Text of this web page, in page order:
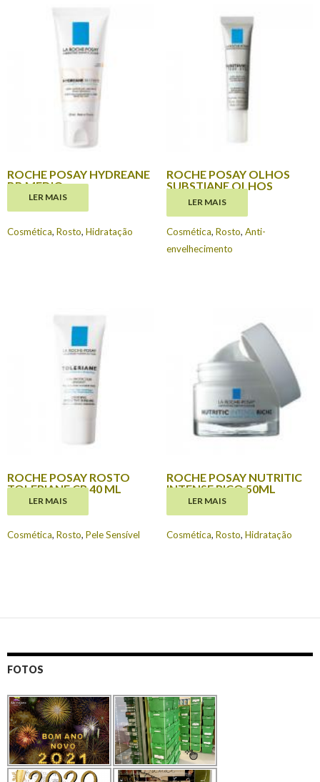
ROCHE POSAY HYDREANE
BB MEDIO
18.80
LER MAIS
Cosmética, Rosto, Hidratação
ROCHE POSAY OLHOS
SUBSTIANE OLHOS
20.95LER MAIS
Cosmética, Rosto, Anti-
envelhecimento
ROCHE POSAY ROSTO
TOLERIANE CR 40 ML
18.65
LER MAIS
Cosmética, Rosto, Pele Sensível
ROCHE POSAY NUTRITIC
INTENSE RICO 50ML
23.90
LER MAIS
Cosmética, Rosto, Hidratação
FOTOS